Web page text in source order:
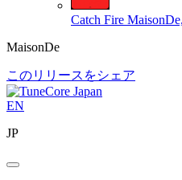
Catch Fire
MaisonDe
このリリースをシェア
EN
JP